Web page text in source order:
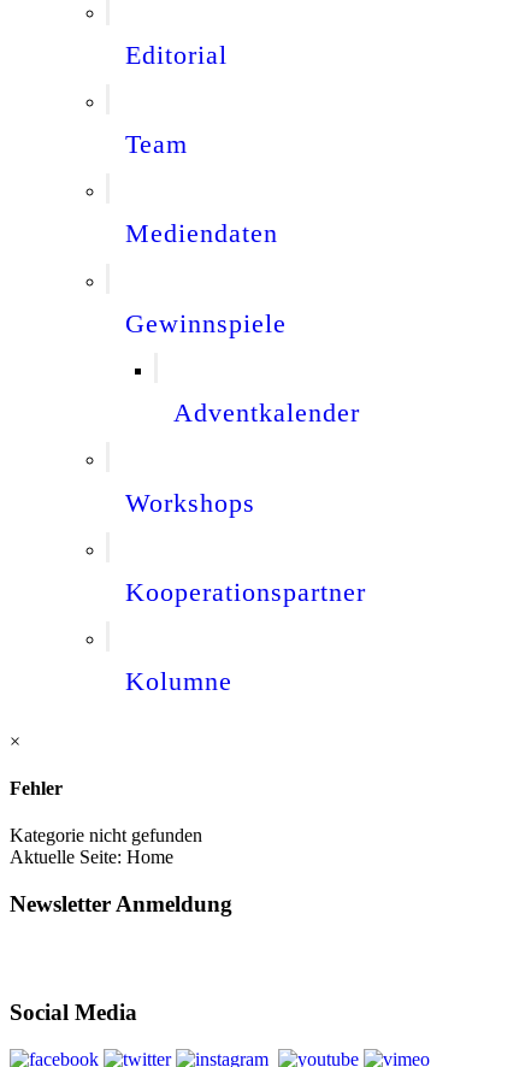
Editorial
Team
Mediendaten
Gewinnspiele
Adventkalender
Workshops
Kooperationspartner
Kolumne
×
Fehler
Kategorie nicht gefunden
Aktuelle Seite: Home
Newsletter Anmeldung
Social Media